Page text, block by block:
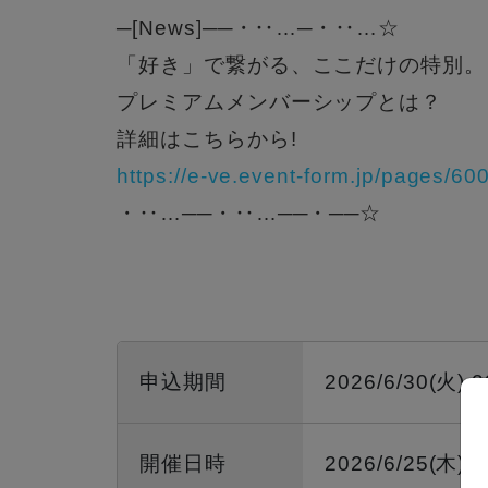
─[News]──・‥…─・‥…☆
「好き」で繋がる、ここだけの特別。
プレミアムメンバーシップとは？
詳細はこちらから!
https://e-ve.event-form.jp/pages/
・‥…──・‥…──・──☆
申込期間 2026/6/30(火)
開催日時 2026/6/25(木)